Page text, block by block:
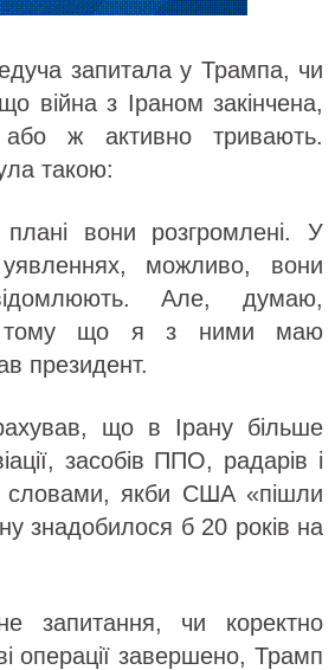
запитала у Трампа, чи
війна з Іраном закінчена,
ж активно тривають.
такою:
плані вони розгромлені. У
можливо, вони
Але, думаю,
тому що я з ними маю
президент.
що в Ірану більше
засобів ППО, радарів і
словами, якби США «пішли
знадобилося б 20 років на
запитання, чи коректно
операції завершено, Трамп